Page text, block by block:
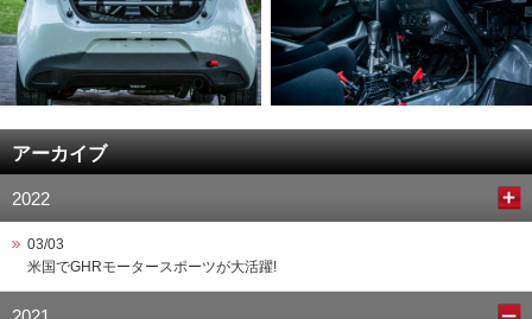
アーカイブ
2022
03/03
米国でGHRモータースポーツが大活躍!